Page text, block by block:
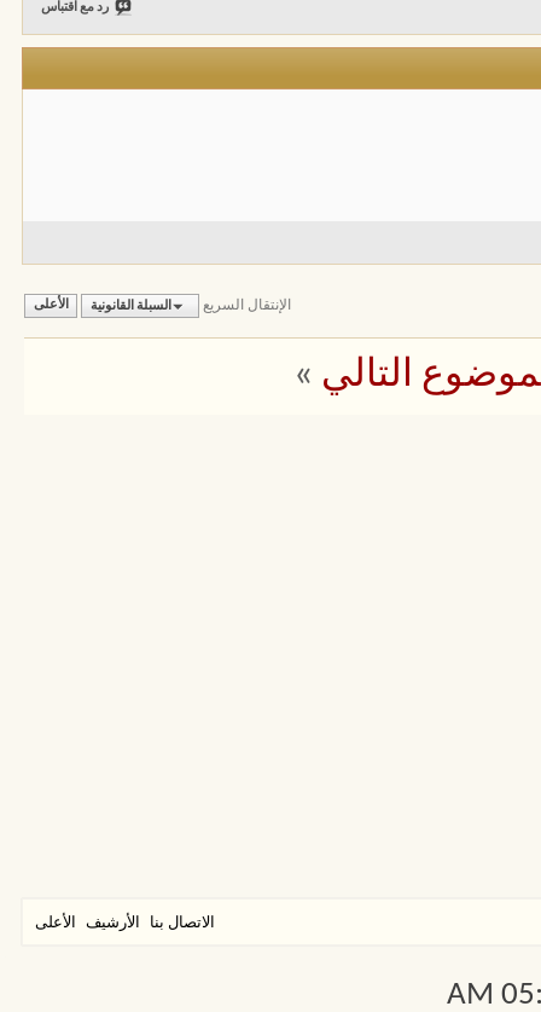
رد مع اقتباس
الإنتقال السريع السبلة القانونية الأعلى
التالي »
الاتصال بنا الأرشيف الأعلى